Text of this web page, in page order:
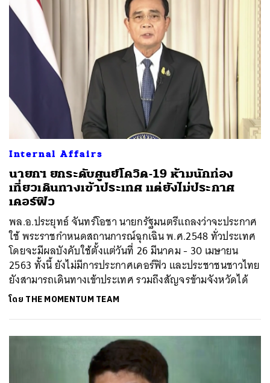
Internal Affairs
นายกฯ ยกระดับศูนย์โควิด-19 ห้ามนักท่อง
เที่ยวเดินทางเข้าประเทศ แต่ยังไม่ประกาศ
เคอร์ฟิว
พล.อ.ประยุทธ์ จันทร์โอชา นายกรัฐมนตรีแถลงว่าจะประกาศ
ใช้ พระราชกำหนดสถานการณ์ฉุกเฉิน พ.ศ.2548 ทั่วประเทศ
โดยจะมีผลบังคับใช้ตั้งแต่วันที่ 26 มีนาคม - 30 เมษายน
2563 ทั้งนี้ ยังไม่มีการประกาศเคอร์ฟิว และประชาชนชาวไทย
ยังสามารถเดินทางเข้าประเทศ รวมถึงสัญจรข้ามจังหวัดได้
โดย THE MOMENTUM TEAM